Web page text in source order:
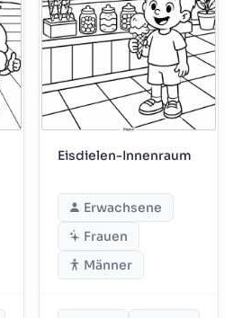
Eisdielen-Innenraum
Erwachsene
Frauen
Männer